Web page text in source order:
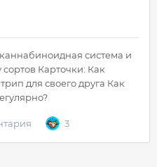
система и
Карточки: Как
для своего друга Как
3